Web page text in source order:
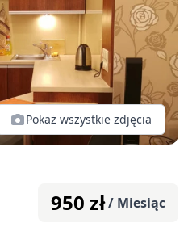
Pokaż wszystkie zdjęcia
950 zł/ Miesiąc